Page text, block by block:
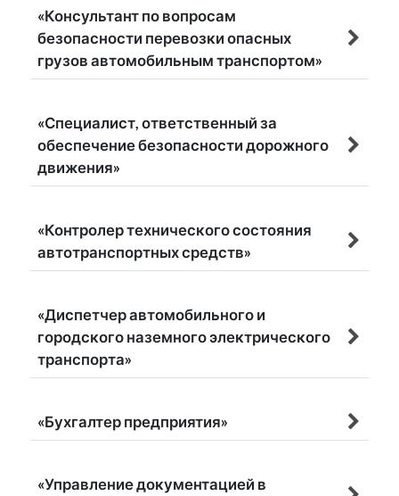
«Консультант по вопросам
безопасности перевозки опасных
грузов автомобильным транспортом»
«Специалист, ответственный за
обеспечение безопасности дорожного
движения»
«Контролер технического состояния
автотранспортных средств»
«Диспетчер автомобильного и
городского наземного электрического
транспорта»
«Бухгалтер предприятия»
«Управление документацией в